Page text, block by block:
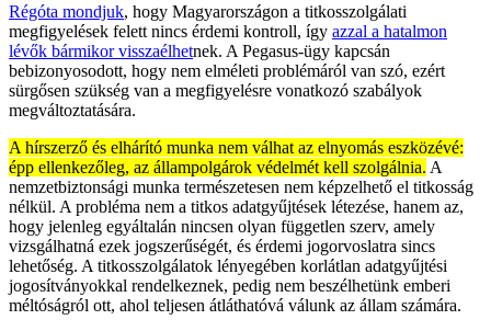
Régóta mondjuk, hogy Magyarországon a titkosszolgálati
megfigyelések felett nincs érdemi kontroll, így azzal a hatalmon
lévők bármikor visszaélhetnek. A Pegasus-ügy kapcsán
bebizonyosodott, hogy nem elméleti problémáról van szó, ezért
sürgősen szükség van a megfigyelésre vonatkozó szabályok
megváltoztatására.
A hírszerző és elhárító munka nem válhat az elnyomás eszközévé:
épp ellenkezőleg, az állampolgárok védelmét kell szolgálnia. A
nemzetbiztonsági munka természetesen nem képzelhető el titkosság
nélkül. A probléma nem a titkos adatgyűjtések létezése, hanem az,
hogy jelenleg egyáltalán nincsen olyan független szerv, amely
vizsgálhatná ezek jogszerűségét, és érdemi jogorvoslatra sincs
lehetőség. A titkosszolgálatok lényegében korlátlan adatgyűjtési
jogosítványokkal rendelkeznek, pedig nem beszélhetünk emberi
méltóságról ott, ahol teljesen átláthatóvá válunk az állam számára.